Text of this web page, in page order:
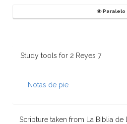
Paralelo
Study tools for 2 Reyes 7
Notas de pie
Scripture taken from La Biblia de